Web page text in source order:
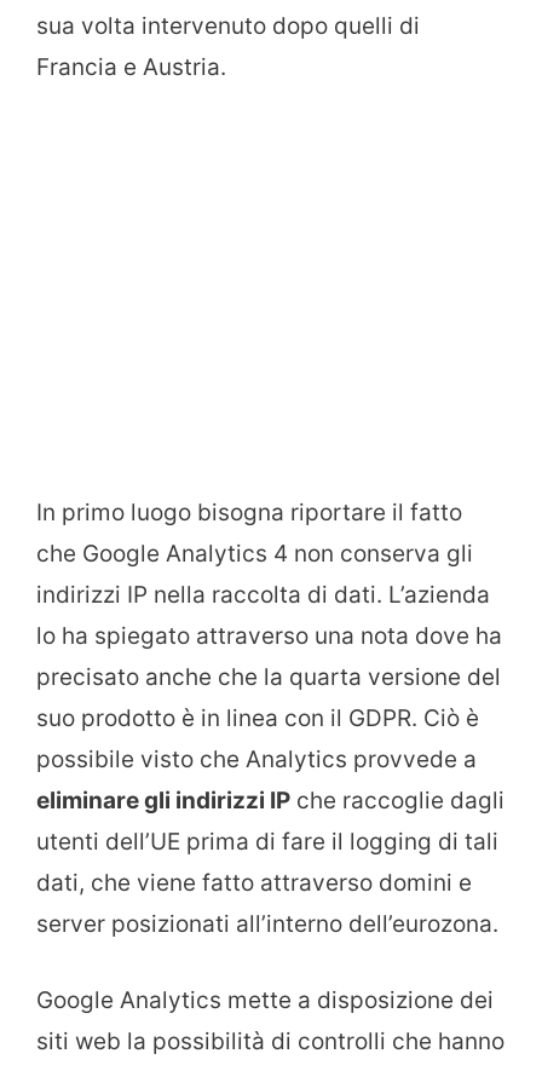
sua volta intervenuto dopo quelli di
Francia e Austria.
In primo luogo bisogna riportare il fatto
che Google Analytics 4 non conserva gli
indirizzi IP nella raccolta di dati. L’azienda
lo ha spiegato attraverso una nota dove ha
precisato anche che la quarta versione del
suo prodotto è in linea con il GDPR. Ciò è
possibile visto che Analytics provvede a
eliminare gli indirizzi IP che raccoglie dagli
utenti dell’UE prima di fare il logging di tali
dati, che viene fatto attraverso domini e
server posizionati all’interno dell’eurozona.
Google Analytics mette a disposizione dei
siti web la possibilità di controlli che hanno